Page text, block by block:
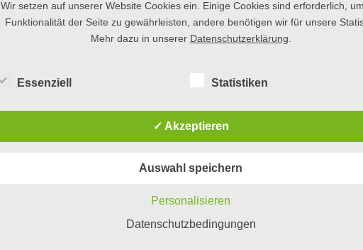
Wir setzen auf unserer Website Cookies ein. Einige Cookies sind erforderlich,
Funktionalität der Seite zu gewährleisten, andere benötigen wir für unsere
Mehr dazu in unserer Datenschutzerklärung
Essenziell Statistiken
✓ Akzeptieren
Auswahl speichern
Personalisieren
Datenschutzbedingungen